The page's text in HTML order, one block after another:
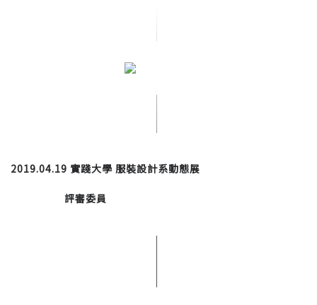
2019.04.19 實踐大學 服裝設計系動態展
評審委員